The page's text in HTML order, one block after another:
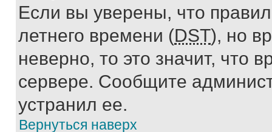
Если вы уверены, что
летнего времени (DST), но
неверно, то это значит, что
сервере. Сообщите
устранил ее.
Вернуться наверх